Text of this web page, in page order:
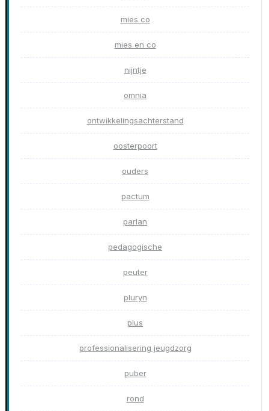
mies co
mies en co
nijntje
omnia
ontwikkelingsachterstand
oosterpoort
ouders
pactum
parlan
pedagogische
peuter
pluryn
plus
professionalisering jeugdzorg
puber
rond